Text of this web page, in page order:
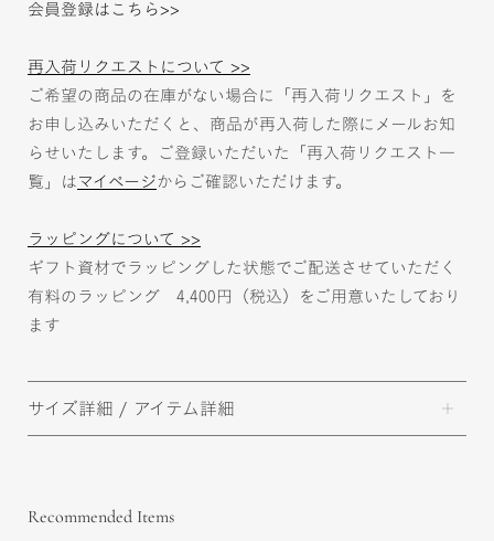
会員登録はこちら>>
再入荷リクエストについて >>
ご希望の商品の在庫がない場合に「再入荷リクエスト」を
お申し込みいただくと、商品が再入荷した際にメールお知
らせいたします。ご登録いただいた「再入荷リクエスト一
覧」は マイページからご確認いただけます。
ラッピングについて >>
ギフト資材でラッピングした状態でご配送させていただく
有料のラッピング 4,400円（税込）をご用意いたしており
ます
サイズ詳細 / アイテム詳細
Recommended Items